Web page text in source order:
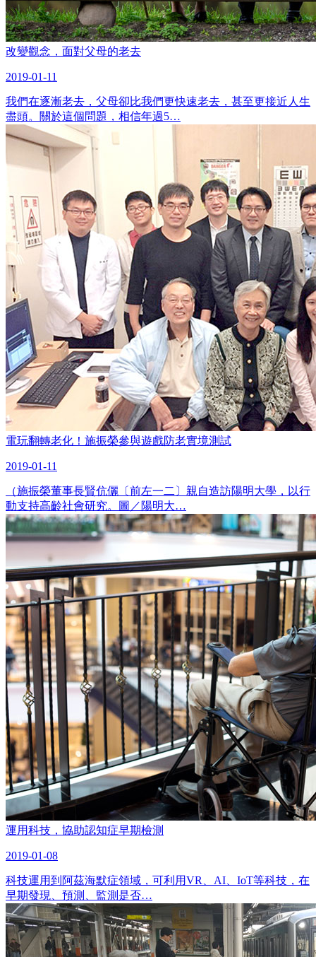
改變觀念，面對父母的老去
2019-01-11
我們在逐漸老去，父母卻比我們更快速老去，甚至更接近人生
盡頭。關於這個問題，相信年過5…
電玩翻轉老化！施振榮參與遊戲防老實境測試
2019-01-11
（施振榮董事長賢伉儷〔前左一二〕親自造訪陽明大學，以行
動支持高齡社會研究。圖／陽明大…
運用科技，協助認知症早期檢測
2019-01-08
科技運用到阿茲海默症領域，可利用VR、AI、IoT等科技，在
早期發現、預測、監測是否…